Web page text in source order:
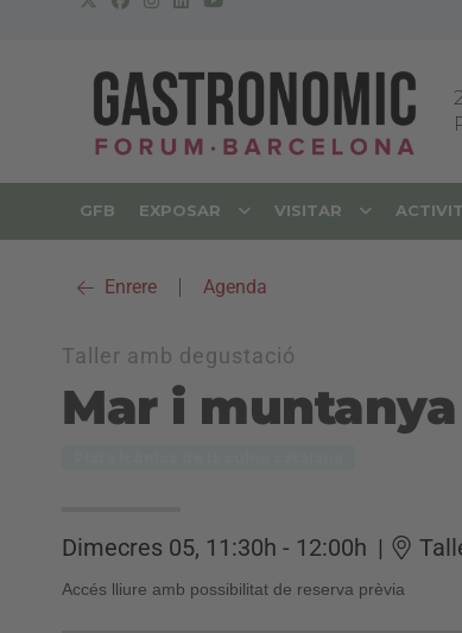
2
GFB EXPOSAR VISITAR
Enrere Agenda
Taller amb degustació
Mar i muntanya
Dimecres 05, 11:30h - 12:00h |
Accés lliure amb possibilitat de reserva prèvia